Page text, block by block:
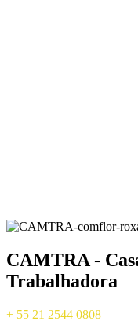
CAMTRA -
Trabalhadora
+ 55 21 2544 0808